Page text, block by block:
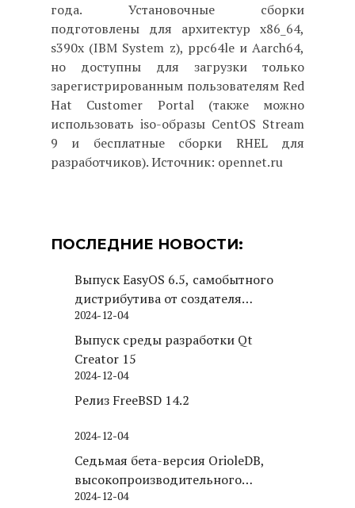
года. Установочные сборки
подготовлены для архитектур x86_64,
s390x (IBM System z), ppc64le и Aarch64,
но доступны для загрузки только
зарегистрированным пользователям Red
Hat Customer Portal (также можно
использовать iso-образы CentOS Stream
9 и бесплатные сборки RHEL для
разработчиков). Источник: opennet.ru
ПОСЛЕДНИЕ НОВОСТИ:
Выпуск EasyOS 6.5, самобытного
дистрибутива от создателя
Puppy Linux
2024-12-04
Выпуск среды разработки Qt
Creator 15
2024-12-04
Релиз FreeBSD 14.2
2024-12-04
Седьмая бета-версия OrioleDB,
высокопроизводительного
движка хранения для PostgreSQL
2024-12-04